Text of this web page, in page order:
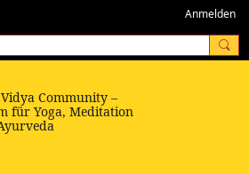
Anmelden